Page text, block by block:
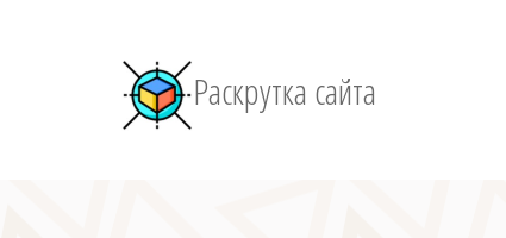
Раскрутка сайта